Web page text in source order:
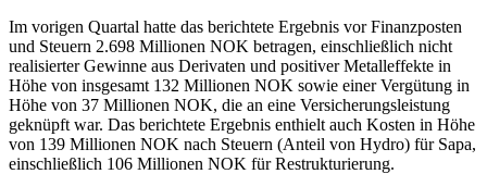
Im vorigen Quartal hatte das berichtete Ergebnis vor Finanzposten
und Steuern 2.698 Millionen NOK betragen, einschließlich nicht
realisierter Gewinne aus Derivaten und positiver Metalleffekte in
Höhe von insgesamt 132 Millionen NOK sowie einer Vergütung in
Höhe von 37 Millionen NOK, die an eine Versicherungsleistung
geknüpft war. Das berichtete Ergebnis enthielt auch Kosten in Höhe
von 139 Millionen NOK nach Steuern (Anteil von Hydro) für Sapa,
einschließlich 106 Millionen NOK für Restrukturierung.